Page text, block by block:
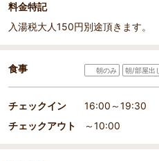
料金特記
入湯税大人150円別途頂きます。
食事 朝のみ 朝/部屋出し
チェックイン
16:00～19:30
チェックアウト
～10:00